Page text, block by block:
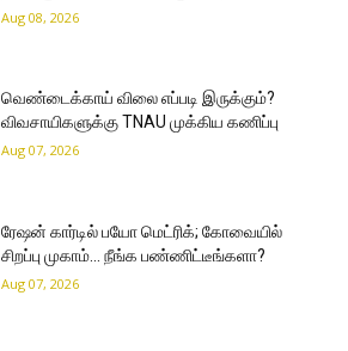
Aug 08, 2026
வெண்டைக்காய் விலை எப்படி இருக்கும்?
விவசாயிகளுக்கு TNAU முக்கிய கணிப்பு
Aug 07, 2026
ரேஷன் கார்டில் பயோ மெட்ரிக்; கோவையில்
சிறப்பு முகாம்… நீங்க பண்ணிட்டீங்களா?
Aug 07, 2026